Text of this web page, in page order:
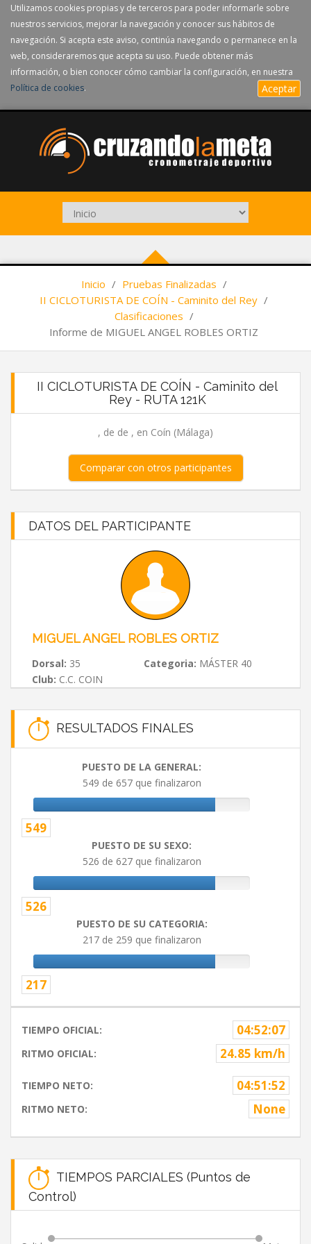
Utilizamos cookies propias y de terceros para poder informarle sobre
nuestros servicios, mejorar la navegación y conocer sus hábitos de
navegación. Si acepta este aviso, continúa navegando o permanece en la
web, consideraremos que acepta su uso. Puede obtener más
información, o bien conocer cómo cambiar la configuración, en nuestra
Política de cookies. Aceptar
Inicio / Pruebas Finalizadas /
II CICLOTURISTA DE COÍN - Caminito del Rey /
Clasificaciones /
Informe de MIGUEL ANGEL ROBLES ORTIZ
II CICLOTURISTA DE COÍN - Caminito del
Rey - RUTA 121K
, de de , en Coín (Málaga)
Comparar con otros participantes
DATOS DEL PARTICIPANTE
MIGUEL ANGEL ROBLES ORTIZ
Dorsal: 35 Categoria: MÁSTER 40
Club: C.C. COIN
RESULTADOS FINALES
PUESTO DE LA GENERAL:
549 de 657 que finalizaron
549
PUESTO DE SU SEXO:
526 de 627 que finalizaron
526
PUESTO DE SU CATEGORIA:
217 de 259 que finalizaron
217
TIEMPO OFICIAL: 04:52:07
RITMO OFICIAL: 24.85 km/h
TIEMPO NETO: 04:51:52
RITMO NETO: None
TIEMPOS PARCIALES (Puntos de
Control)